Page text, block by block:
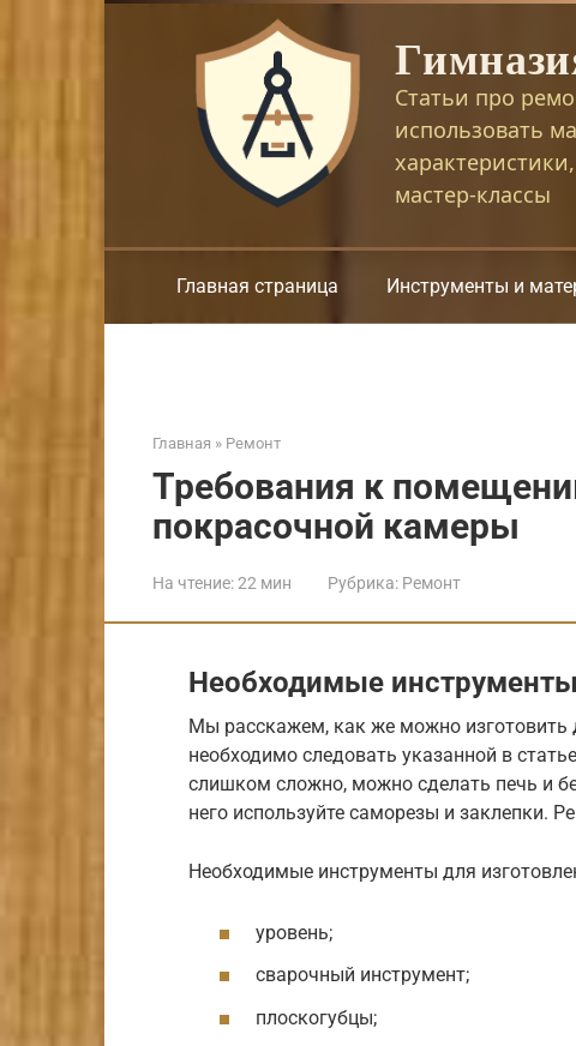
Статьи про
использовать
мастер-классы
Главная страница Инструменты и
Главная » Ремонт
Требования к
покрасочной камеры
На чтение:22 мин Рубрика: Ремонт
Необходимые
Мы расскажем, как же можно изготовить
необходимо следовать указанной в
слишком сложно, можно сделать печь и
него используйте саморезы и заклепки.
Необходимые инструменты для
уровень;
сварочный инструмент;
плоскогубцы;